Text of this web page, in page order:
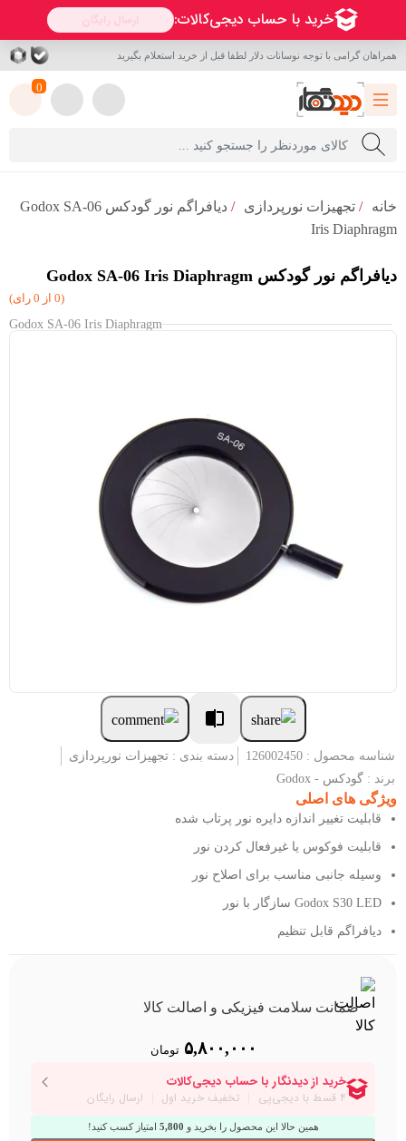
همراهان گرامی با توجه نوسانات دلار لطفا قبل از خرید استعلام بگیرید
0
خانه / تجهیزات نورپردازی /
دیافراگم نور گودکس Godox SA-06
Iris Diaphragm
دیافراگم نور گودکس Godox SA-06 Iris Diaphragm
(0 از 0 رای)
Godox SA-06 Iris Diaphragm
شناسه محصول : 126002450 دسته بندی : تجهیزات نورپردازی
برند : گودکس - Godox
ویژگی های اصلی
قابلیت تغییر اندازه دایره نور پرتاب شده
قابلیت فوکوس یا غیرفعال کردن نور
وسیله جانبی مناسب برای اصلاح نور
Godox S30 LED سازگار با نور
دیافراگم قابل تنظیم
ضمانت سلامت فیزیکی و اصالت کالا
۵,۸۰۰,۰۰۰ تومان
همین حالا این محصول را بخرید و 5,800 امتیاز کسب کنید!